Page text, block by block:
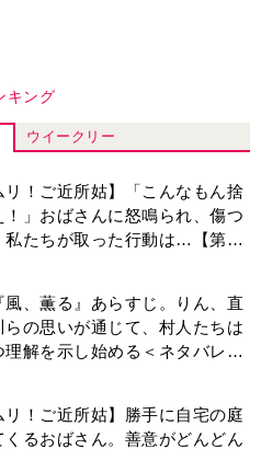
リ！ご近所姑】「こんなもん捨
私たちが取った行動は…【第3
風、薫る』あらすじ。りん、直
理解を示し始める＜ネタバレあ
リ！ご近所姑】勝手に自宅の庭
ートして…【第2話】